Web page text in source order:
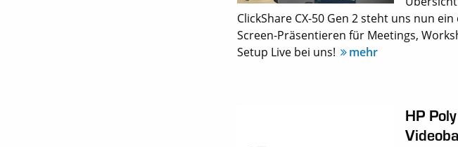
ClickShare CX-50 Gen 2 steht uns nun
Screen-Präsentieren für Meetings,
Setup Live bei uns!
mehr
HP